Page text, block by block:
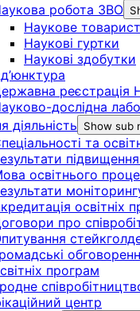
робота ЗВО
Наукове
Наукові гуртки
Наукові здобутки
реєстрація
дослідна
діяльність
Show sub
та
підвищення
освітнього
освітніх
про
програм
центр